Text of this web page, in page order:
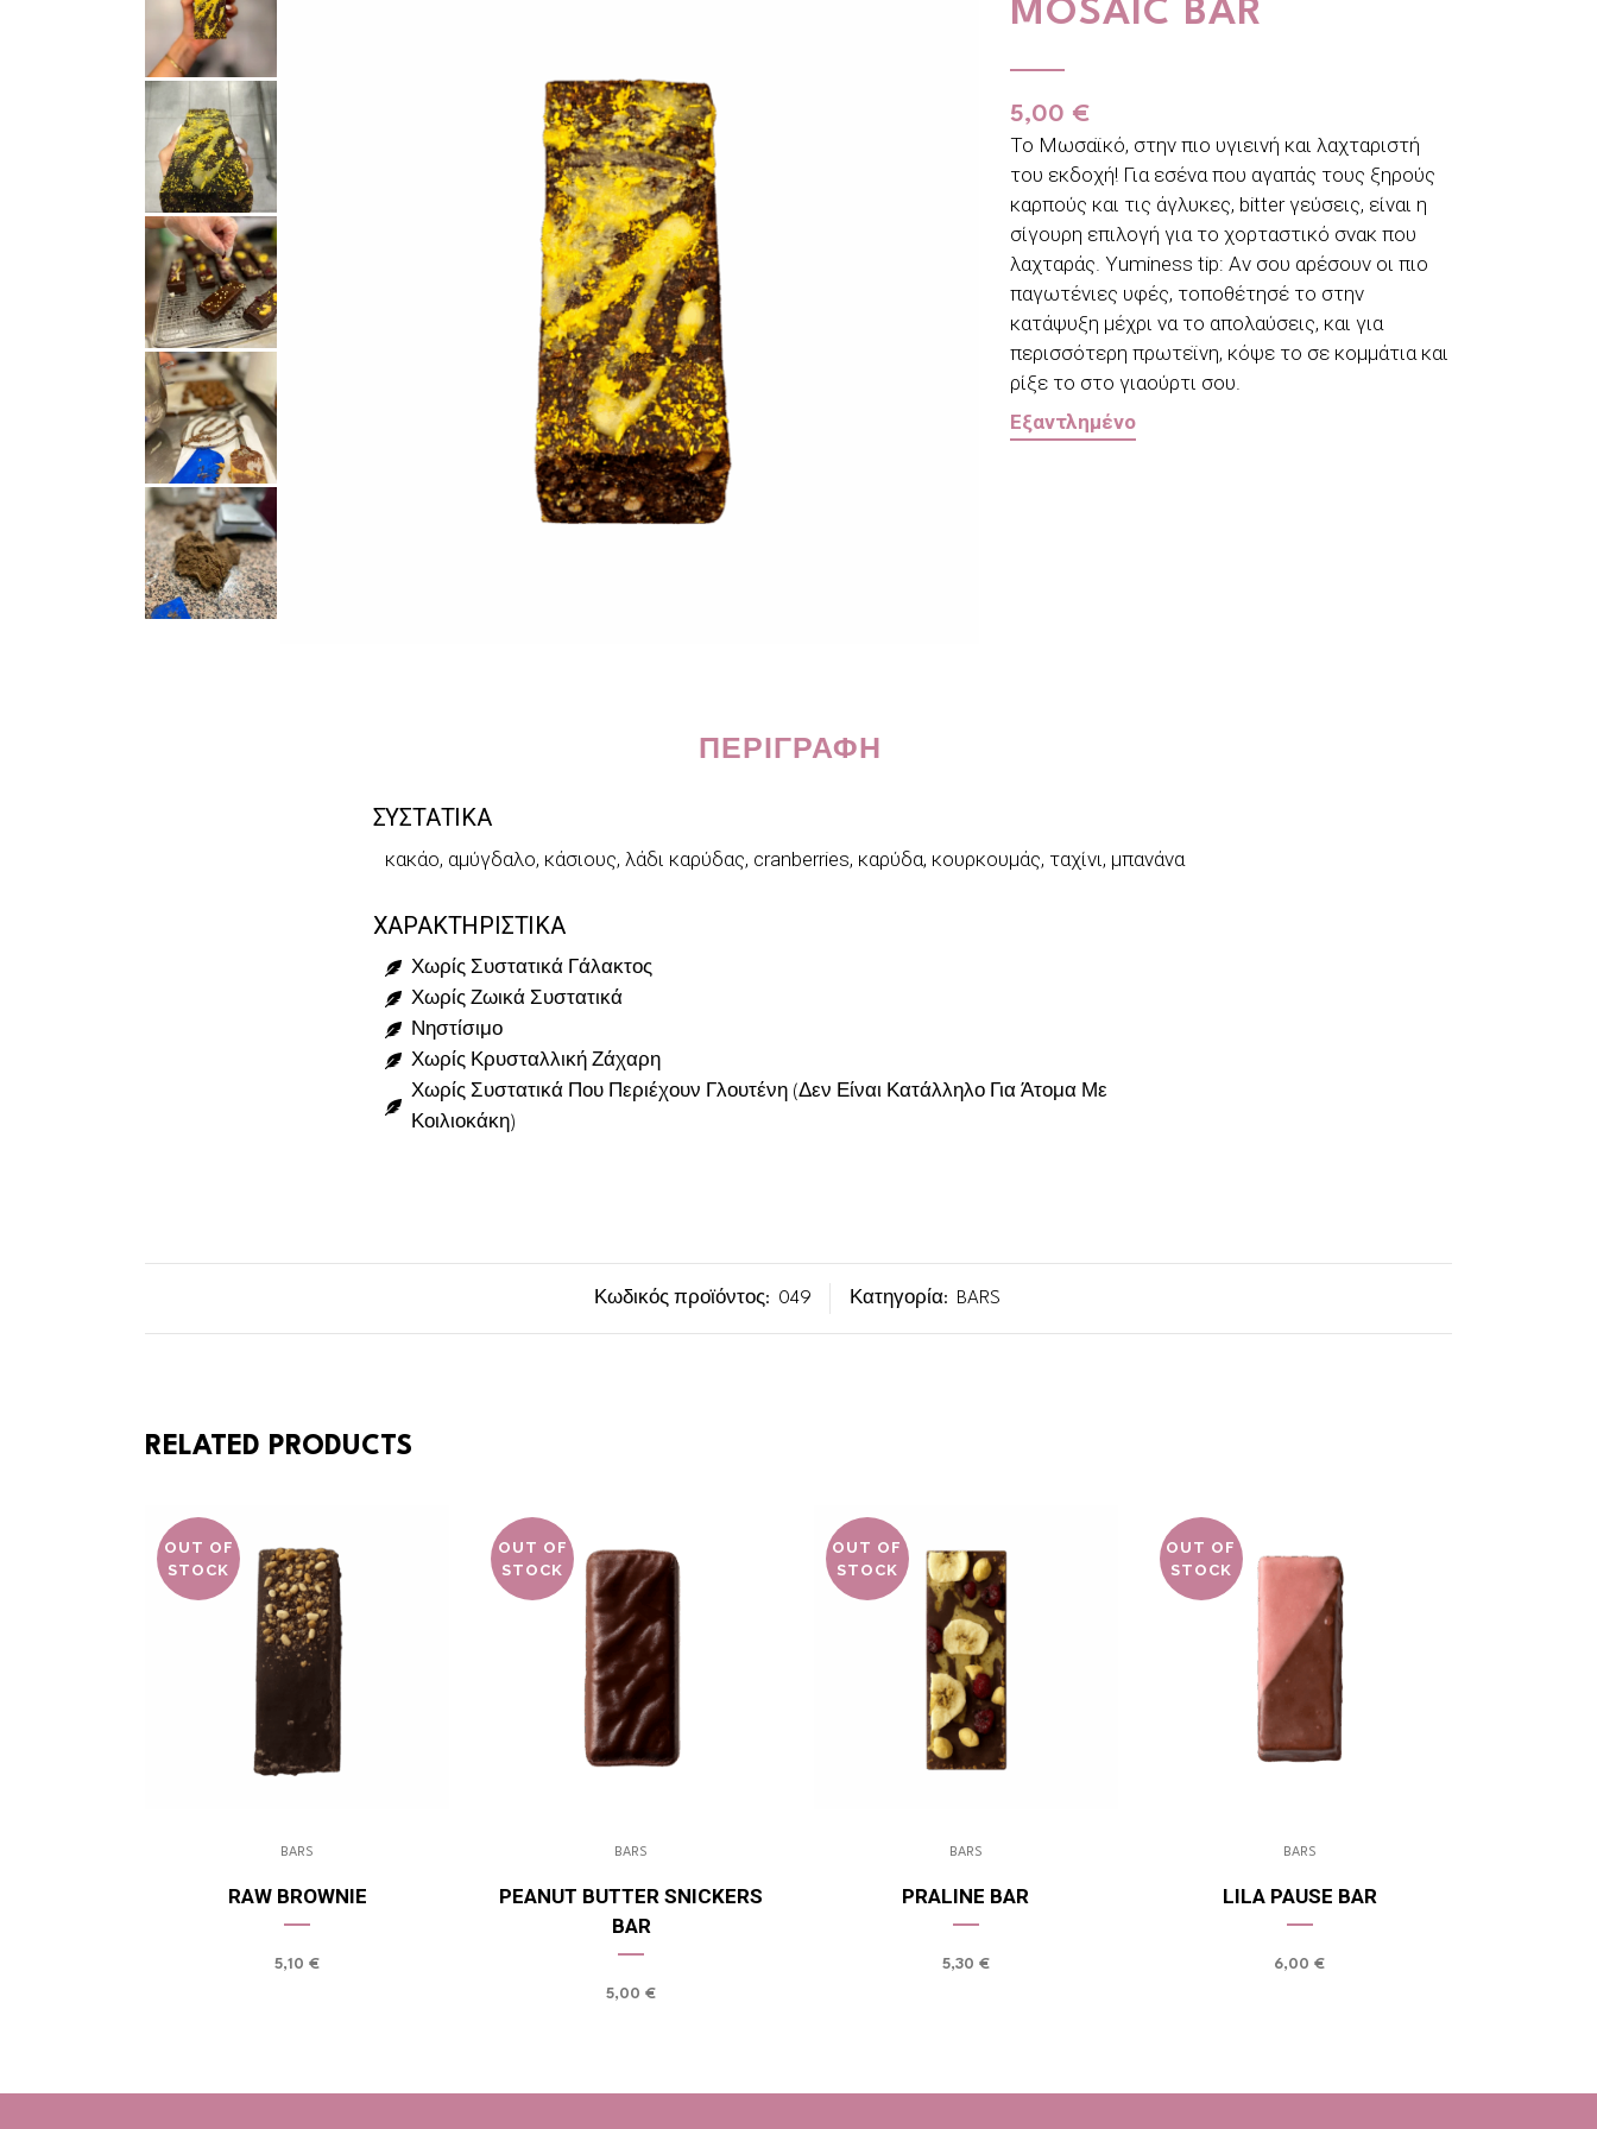
MOSAIC BAR
5,00 €
Το Μωσαϊκό, στην πιο υγιεινή και λαχταριστή
του εκδοχή! Για εσένα που αγαπάς τους ξηρούς
καρπούς και τις άγλυκες, bitter γεύσεις, είναι η
σίγουρη επιλογή για το χορταστικό σνακ που
λαχταράς. Yuminess tip: Aν σου αρέσουν οι πιο
παγωτένιες υφές, τοποθέτησέ το στην
κατάψυξη μέχρι να το απολαύσεις, και για
περισσότερη πρωτεϊνη, κόψε το σε κομμάτια και
ρίξε το στο γιαούρτι σου.
Εξαντλημένο
ΠΕΡΙΓΡΑΦΉ
ΣΥΣΤΑΤΙΚΑ
κακάο, αμύγδαλο, κάσιους, λάδι καρύδας, cranberries, καρύδα, κουρκουμάς, ταχίνι, μπανάνα
ΧΑΡΑΚΤΗΡΙΣΤΙΚΑ
Χωρίς Συστατικά Γάλακτος
Χωρίς Ζωικά Συστατικά
Νηστίσιμο
Χωρίς Κρυσταλλική Ζάχαρη
Χωρίς Συστατικά Που Περιέχουν Γλουτένη (Δεν Είναι Κατάλληλο Για Άτομα Με
Κοιλιοκάκη)
Κωδικός προϊόντος: 049 Κατηγορία: BARS
RELATED PRODUCTS
OUT OF
STOCK
BARS
RAW BROWNIE
5,10€
OUT OF
STOCK
BARS
PEANUT BUTTER SNICKERS
BAR
5,00€
OUT OF
STOCK
BARS
PRALINE BAR
5,30 €
OUT OF
STOCK
BARS
LILA PAUSE BAR
6,00€